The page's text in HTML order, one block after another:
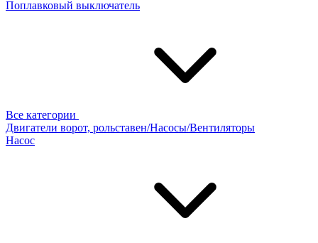
Поплавковый выключатель
Все категории
Двигатели ворот, рольставен/Насосы/Вентиляторы
Насос